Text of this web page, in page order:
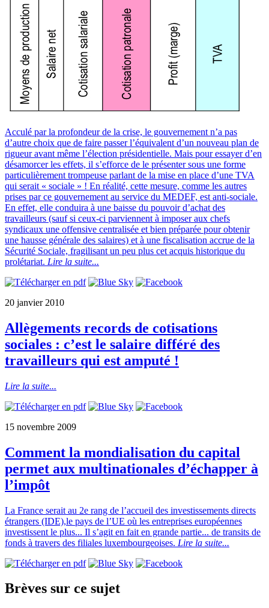
Acculé par la profondeur de la crise, le gouvernement n’a pas
d’autre choix que de faire passer l’équivalent d’un nouveau plan de
rigueur avant même l’élection présidentielle. Mais pour essayer d’en
désamorcer les effets, il s’efforce de le présenter sous une forme
particulièrement trompeuse parlant de la mise en place d’une TVA
qui serait « sociale » ! En réalité, cette mesure, comme les autres
prises par ce gouvernement au service du MEDEF, est anti-sociale.
En effet, elle conduira à une baisse du pouvoir d’achat des
travailleurs (sauf si ceux-ci parviennent à imposer aux chefs
syndicaux une offensive centralisée et bien préparée pour obtenir
une hausse générale des salaires) et à une fiscalisation accrue de la
Sécurité Sociale, fragilisant un peu plus cet acquis historique du
prolétariat. Lire la suite...
20 janvier 2010
Allègements records de cotisations
sociales : c’est le salaire différé des
travailleurs qui est amputé !
Lire la suite...
15 novembre 2009
Comment la mondialisation du capital
permet aux multinationales d’échapper à
l’impôt
La France serait au 2e rang de l’accueil des investissements directs
étrangers (IDE),le pays de l’UE où les entreprises européennes
investissent le plus... Il s’agit en fait en grande partie... de transits de
fonds à travers des filiales luxembourgeoises. Lire la suite...
Brèves sur ce sujet